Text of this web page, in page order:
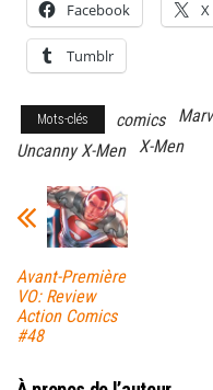
Facebook X
Tumblr
Mots-clés comics
Uncanny X-Men
X-Men
Avant-Première
VO: Review
Action Comics
#48